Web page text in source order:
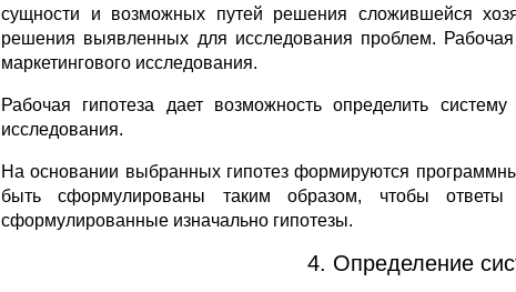
сущности и возможных путей решения сложившейся
решения выявленных для исследования проблем.
маркетингового исследования.
Рабочая гипотеза дает возможность определить
исследования.
На основании выбранных гипотез формируются
быть сформулированы таким образом, чтобы
сформулированные изначально гипотезы.
4. Определение